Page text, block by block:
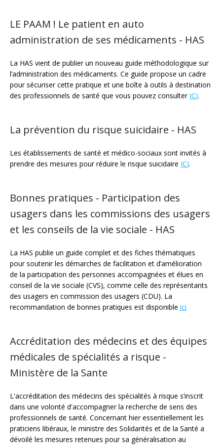
LE PAAM ! Le patient en auto
administration de ses médicaments - HAS
La HAS vient de publier un nouveau guide méthodologique sur
l’administration des médicaments. Ce guide propose un cadre
pour sécuriser cette pratique et une boîte à outils à destination
des professionnels de santé que vous pouvez consulter ICI.
La prévention du risque suicidaire - HAS
Les établissements de santé et médico-sociaux sont invités à
prendre des mesures pour réduire le risque suicidaire ICI.
Bonnes pratiques - Participation des
usagers dans les commissions des usagers
et les conseils de la vie sociale - HAS
La HAS publie un guide complet et des fiches thématiques
pour soutenir les démarches de facilitation et d’amélioration
de la participation des personnes accompagnées et élues en
conseil de la vie sociale (CVS), comme celle des représentants
des usagers en commission des usagers (CDU). La
recommandation de bonnes pratiques est disponible ici
Accréditation des médecins et des équipes
médicales de spécialités a risque -
Ministère de la Sante
L'accréditation des médecins des spécialités à risque s’inscrit
dans une volonté d'accompagner la recherche de sens des
professionnels de santé. Concernant hier essentiellement les
praticiens libéraux, le ministre des Solidarités et de la Santé a
dévoilé les mesures retenues pour sa généralisation au